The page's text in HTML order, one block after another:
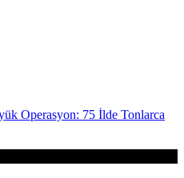
Operasyon: 75 İlde Tonlarca